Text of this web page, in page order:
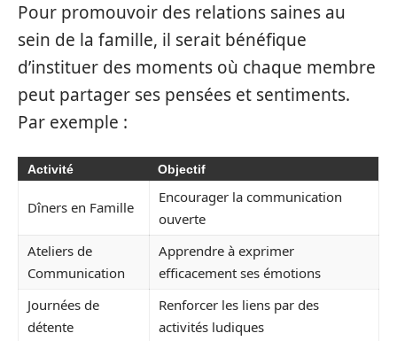
Pour promouvoir des relations saines au
sein de la famille, il serait bénéfique
d’instituer des moments où chaque membre
peut partager ses pensées et sentiments.
Par exemple :
Activité Objectif
Dîners en Famille
Encourager la communication
ouverte
Ateliers de
Communication
Apprendre à exprimer
efficacement ses émotions
Journées de
détente
Renforcer les liens par des
activités ludiques